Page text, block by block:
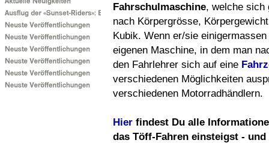
Fahrschulmaschine, welche sich
nach Körpergrösse,
Kubik. Wenn er/sie
eigenen Maschine, in dem man
den Fahrlehrer sich auf eine
verschiedenen Möglichkeiten
verschiedenen Motorradhändlern.
Hier findest Du alle
das Töff-Fahren einsteigst -